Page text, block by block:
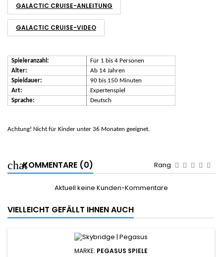
GALACTIC CRUISE-ANLEITUNG
GALACTIC CRUISE-VIDEO
Spieleranzahl:
Für 1 bis 4 Personen
Alter:
Ab 14 Jahren
Spieldauer:
90 bis 150 Minuten
Art:
Expertenspiel
Sprache:
Deutsch
Achtung! Nicht für Kinder unter 36 Monaten geeignet.
KOMMENTARE (0) Rang
Aktuell keine Kunden-Kommentare
VIELLEICHT GEFÄLLT IHNEN AUCH
MARKE: PEGASUS SPIELE